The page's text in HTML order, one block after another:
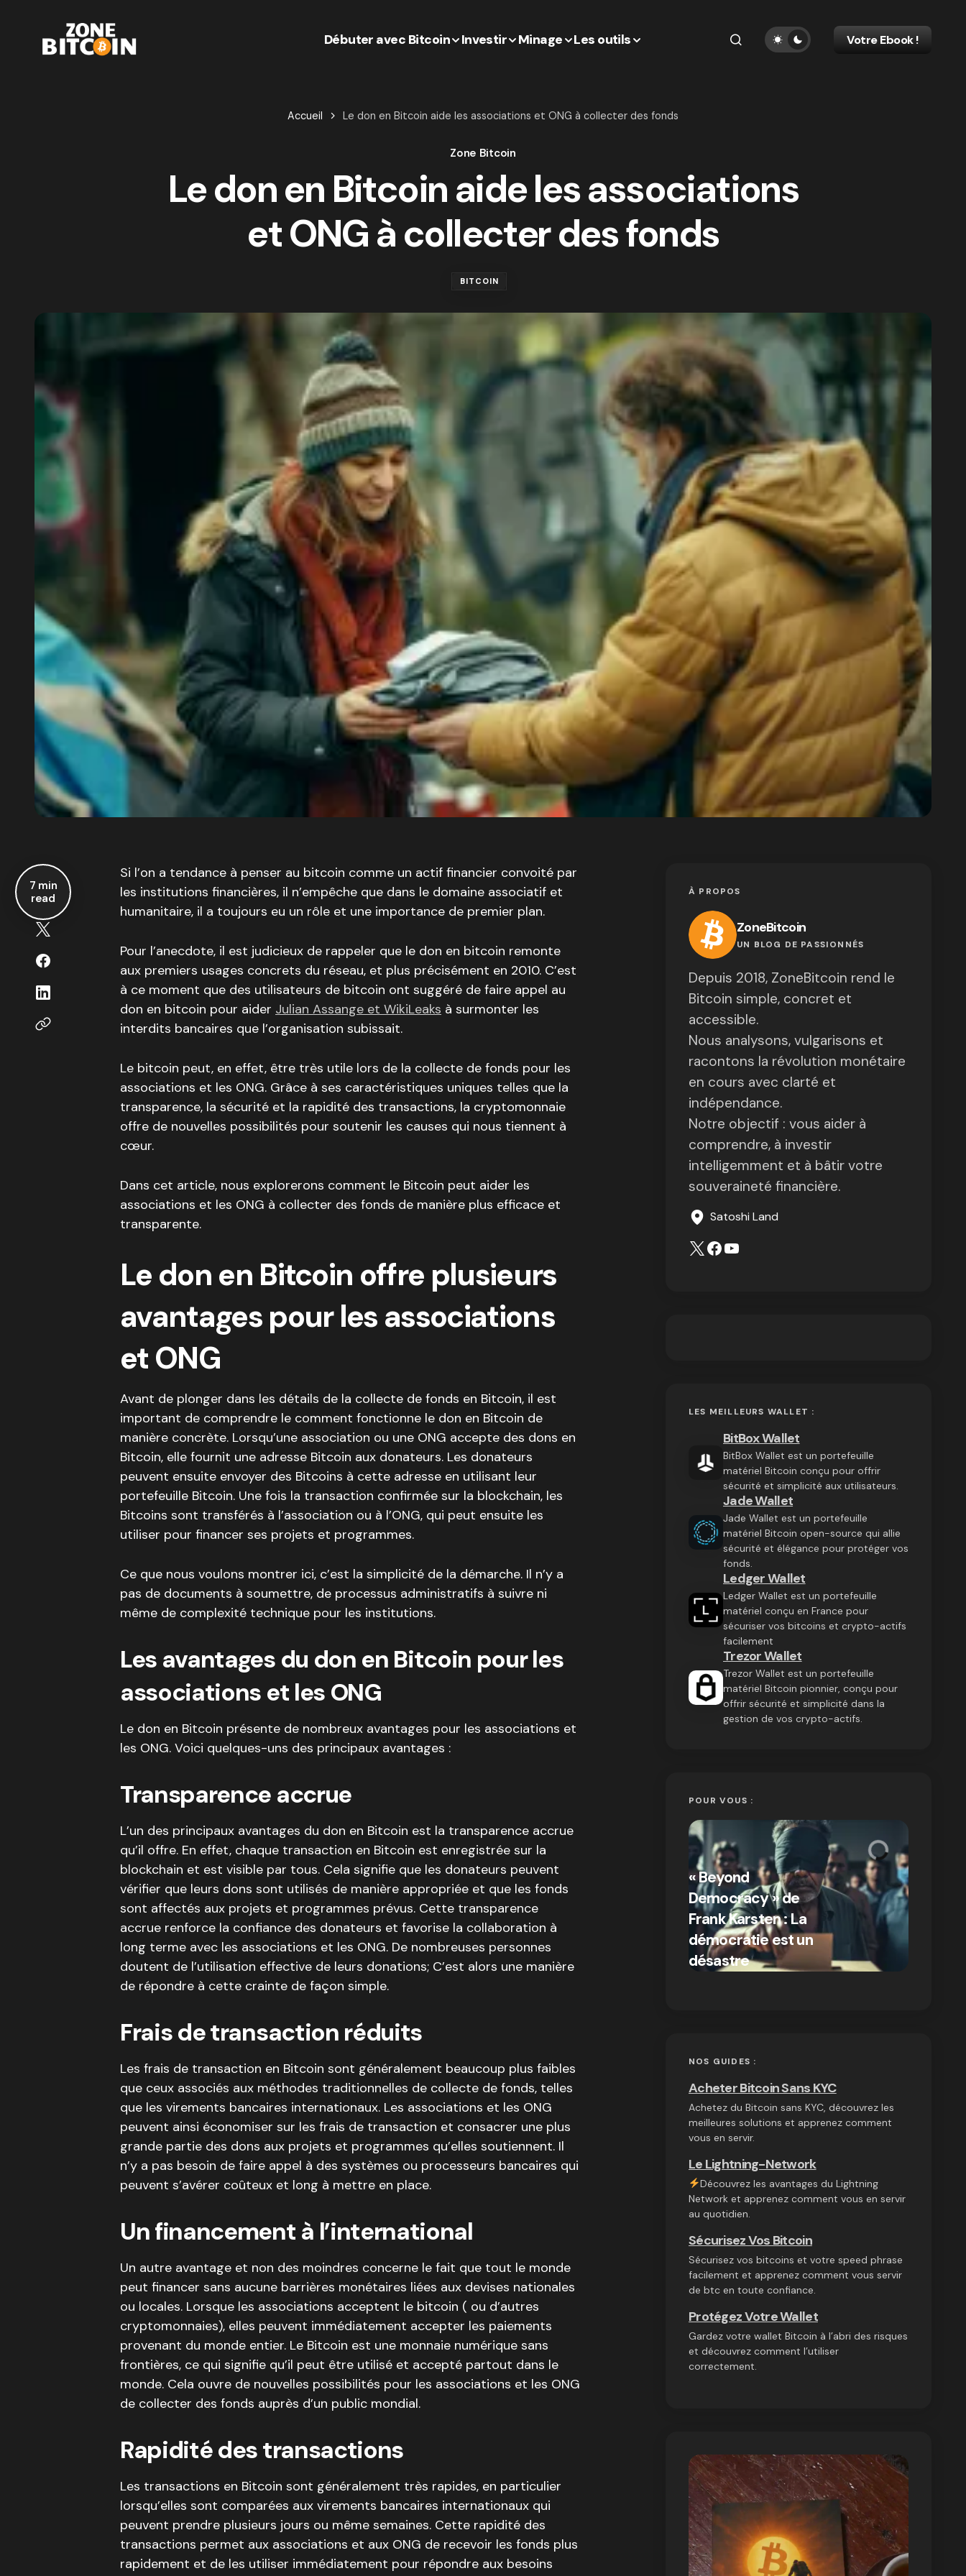
Débuter avec Bitcoin Investir Minage Les outils Votre Ebook !
Accueil Le don en Bitcoin aide les associations et ONG à collecter des fonds
Zone Bitcoin
Le don en Bitcoin aide les associations
et ONG à collecter des fonds
BITCOIN
7 min
read
Si l’on a tendance à penser au bitcoin comme un actif financier convoité par
les institutions financières, il n’empêche que dans le domaine associatif et
humanitaire, il a toujours eu un rôle et une importance de premier plan.
Pour l’anecdote, il est judicieux de rappeler que le don en bitcoin remonte
aux premiers usages concrets du réseau, et plus précisément en 2010. C’est
à ce moment que des utilisateurs de bitcoin ont suggéré de faire appel au
don en bitcoin pour aider Julian Assange et WikiLeaks à surmonter les
interdits bancaires que l’organisation subissait.
Le bitcoin peut, en effet, être très utile lors de la collecte de fonds pour les
associations et les ONG. Grâce à ses caractéristiques uniques telles que la
transparence, la sécurité et la rapidité des transactions, la cryptomonnaie
offre de nouvelles possibilités pour soutenir les causes qui nous tiennent à
cœur.
Dans cet article, nous explorerons comment le Bitcoin peut aider les
associations et les ONG à collecter des fonds de manière plus efficace et
transparente.
Le don en Bitcoin offre plusieurs
avantages pour les associations
et ONG
Avant de plonger dans les détails de la collecte de fonds en Bitcoin, il est
important de comprendre le comment fonctionne le don en Bitcoin de
manière concrète. Lorsqu’une association ou une ONG accepte des dons en
Bitcoin, elle fournit une adresse Bitcoin aux donateurs. Les donateurs
peuvent ensuite envoyer des Bitcoins à cette adresse en utilisant leur
portefeuille Bitcoin. Une fois la transaction confirmée sur la blockchain, les
Bitcoins sont transférés à l’association ou à l’ONG, qui peut ensuite les
utiliser pour financer ses projets et programmes.
Ce que nous voulons montrer ici, c’est la simplicité de la démarche. Il n’y a
pas de documents à soumettre, de processus administratifs à suivre ni
même de complexité technique pour les institutions.
Les avantages du don en Bitcoin pour les
associations et les ONG
Le don en Bitcoin présente de nombreux avantages pour les associations et
les ONG. Voici quelques-uns des principaux avantages :
Transparence accrue
L’un des principaux avantages du don en Bitcoin est la transparence accrue
qu’il offre. En effet, chaque transaction en Bitcoin est enregistrée sur la
blockchain et est visible par tous. Cela signifie que les donateurs peuvent
vérifier que leurs dons sont utilisés de manière appropriée et que les fonds
sont affectés aux projets et programmes prévus. Cette transparence
accrue renforce la confiance des donateurs et favorise la collaboration à
long terme avec les associations et les ONG. De nombreuses personnes
doutent de l’utilisation effective de leurs donations; C’est alors une manière
de répondre à cette crainte de façon simple.
Frais de transaction réduits
Les frais de transaction en Bitcoin sont généralement beaucoup plus faibles
que ceux associés aux méthodes traditionnelles de collecte de fonds, telles
que les virements bancaires internationaux. Les associations et les ONG
peuvent ainsi économiser sur les frais de transaction et consacrer une plus
grande partie des dons aux projets et programmes qu’elles soutiennent. Il
n’y a pas besoin de faire appel à des systèmes ou processeurs bancaires qui
peuvent s’avérer coûteux et long à mettre en place.
Un financement à l’international
Un autre avantage et non des moindres concerne le fait que tout le monde
peut financer sans aucune barrières monétaires liées aux devises nationales
ou locales. Lorsque les associations acceptent le bitcoin ( ou d’autres
cryptomonnaies), elles peuvent immédiatement accepter les paiements
provenant du monde entier. Le Bitcoin est une monnaie numérique sans
frontières, ce qui signifie qu’il peut être utilisé et accepté partout dans le
monde. Cela ouvre de nouvelles possibilités pour les associations et les ONG
de collecter des fonds auprès d’un public mondial.
Rapidité des transactions
Les transactions en Bitcoin sont généralement très rapides, en particulier
lorsqu’elles sont comparées aux virements bancaires internationaux qui
peuvent prendre plusieurs jours ou même semaines. Cette rapidité des
transactions permet aux associations et aux ONG de recevoir les fonds plus
rapidement et de les utiliser immédiatement pour répondre aux besoins
À PROPOS
ZoneBitcoin
UN BLOG DE PASSIONNÉS
Depuis 2018, ZoneBitcoin rend le
Bitcoin simple, concret et
accessible.
Nous analysons, vulgarisons et
racontons la révolution monétaire
en cours avec clarté et
indépendance.
Notre objectif : vous aider à
comprendre, à investir
intelligemment et à bâtir votre
souveraineté financière.
Satoshi Land
LES MEILLEURS WALLET :
BitBox Wallet
BitBox Wallet est un portefeuille
matériel Bitcoin conçu pour offrir
sécurité et simplicité aux utilisateurs.
Jade Wallet
Jade Wallet est un portefeuille
matériel Bitcoin open-source qui allie
sécurité et élégance pour protéger vos
fonds.
Ledger Wallet
Ledger Wallet est un portefeuille
matériel conçu en France pour
sécuriser vos bitcoins et crypto-actifs
facilement
Trezor Wallet
Trezor Wallet est un portefeuille
matériel Bitcoin pionnier, conçu pour
offrir sécurité et simplicité dans la
gestion de vos crypto-actifs.
POUR VOUS :
« Beyond
Democracy » de
Frank Karsten : La
démocratie est un
désastre
on 03/10/2024
NOS GUIDES :
Acheter Bitcoin Sans KYC
Achetez du Bitcoin sans KYC, découvrez les
meilleures solutions et apprenez comment
vous en servir.
Le Lightning-Network
Découvrez les avantages du Lightning
Network et apprenez comment vous en servir
au quotidien.
Sécurisez Vos Bitcoin
Sécurisez vos bitcoins et votre speed phrase
facilement et apprenez comment vous servir
de btc en toute confiance.
Protégez Votre Wallet
Gardez votre wallet Bitcoin à l’abri des risques
et découvrez comment l’utiliser
correctement.